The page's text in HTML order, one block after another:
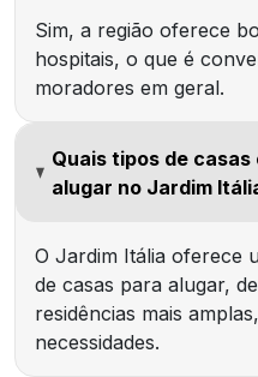
Sim, a região oferece
hospitais, o que é
moradores em geral.
Quais tipos de
alugar no Jardim
O Jardim Itália oferece
de casas para alugar,
residências mais
necessidades.